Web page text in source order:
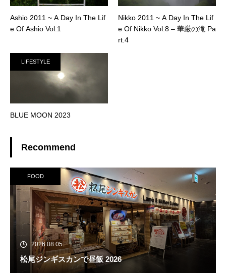
Ashio 2011 ~ A Day In The Lif
e Of Ashio Vol.1
Nikko 2011 ~ A Day In The Lif
e Of Nikko Vol.8 – 華厳の滝 Pa
rt.4
LIFESTYLE
BLUE MOON 2023
Recommend
FOOD
2026.08.05
松尾ジンギスカンで昼飯 2026